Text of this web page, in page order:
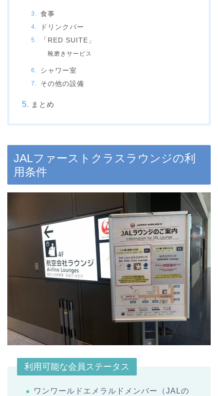
食事
ドリンクバー
「RED SUITE」
靴磨きサービス
シャワー室
その他の設備
まとめ
JALファーストクラスラウンジの利
用条件
利用可能な会員ステータス
ワンワールドエメラルドメンバー（JALの